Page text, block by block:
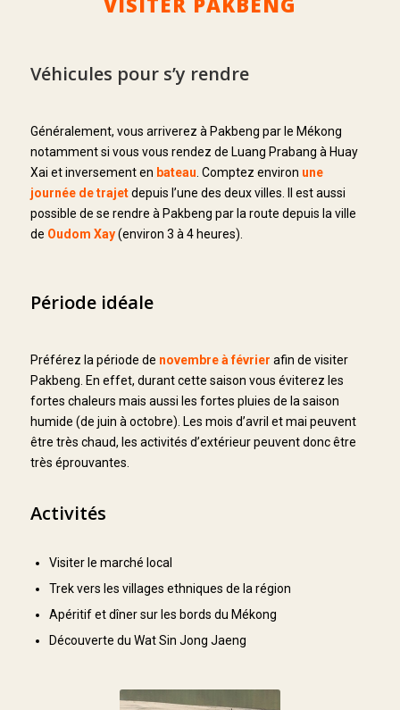
Véhicules pour s’y rendre
Généralement, vous arriverez à Pakbeng par le Mékong
notamment si vous vous rendez de Luang Prabang à Huay
Xai et inversement en bateau . Comptez environ une
journée de trajetdepuis l’une des deux villes. Il est aussi
possible de se rendre à Pakbeng par la route depuis la ville
de Oudom Xay(environ 3 à 4 heures).
Période idéale
Préférez la période de novembre à février afin de visiter
Pakbeng. En effet, durant cette saison vous éviterez les
fortes chaleurs mais aussi les fortes pluies de la saison
humide (de juin à octobre). Les mois d’avril et mai peuvent
être très chaud, les activités d’extérieur peuvent donc être
très éprouvantes.
Activités
Visiter le marché local
Trek vers les villages ethniques de la région
Apéritif et dîner sur les bords du Mékong
Découverte du Wat Sin Jong Jaeng